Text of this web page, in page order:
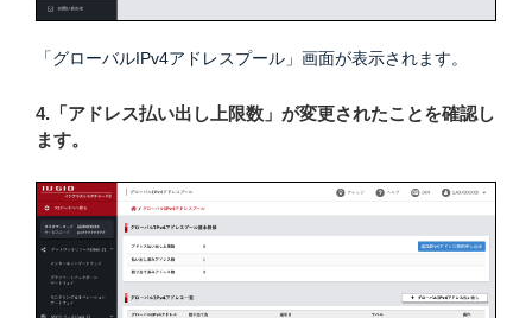
「グローバルIPv4アドレスプール」画面が表示されます。
4.「アドレス払い出し上限数」が変更されたことを確認し
ます。